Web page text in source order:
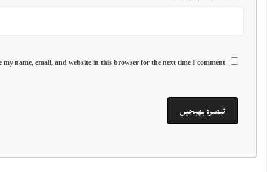
my name, email, and website in this browser for the next time I comment.